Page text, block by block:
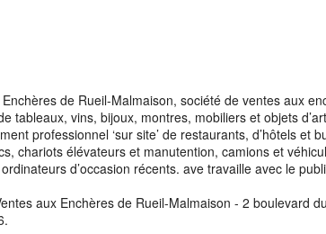
de Rueil-Malmaison, société de ventes aux
tableaux, vins, bijoux, montres, mobiliers et objets
professionnel ‘sur site’ de restaurants, d’hôtels
chariots élévateurs et manutention, camions et
d’occasion récents. ave travaille avec le
aux Enchères de Rueil-Malmaison - 2 boulevard